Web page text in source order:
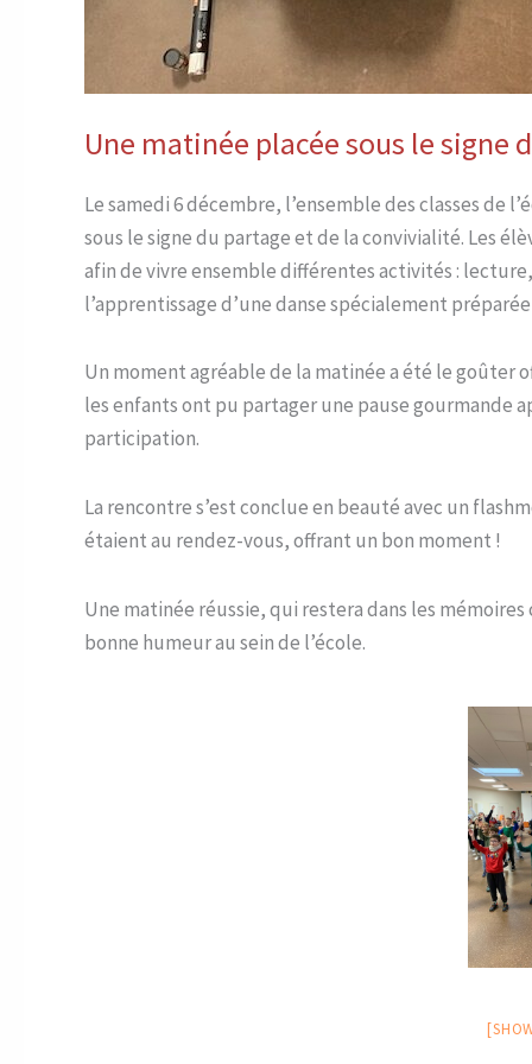
Une matinée placée sous le signe
Le samedi 6 décembre, l’ensemble des classes de
sous le signe du partage et de la convivialité. Les
afin de vivre ensemble différentes activités :
l’apprentissage d’une danse spécialement
Un moment agréable de la matinée a été le goûter
les enfants ont pu partager une pause gourmande
participation.
La rencontre s’est conclue en beauté avec un
étaient au rendez-vous, offrant un bon moment !
Une matinée réussie, qui restera dans les
bonne humeur au sein de l’école.